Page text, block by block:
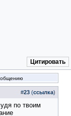
Цитировать
#23 (ссылка)
по твоим